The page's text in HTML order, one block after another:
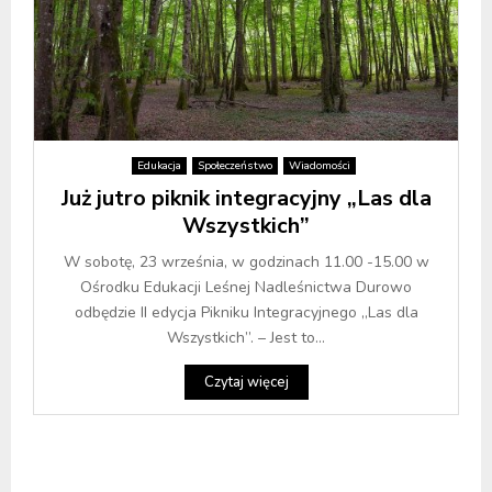
Edukacja Społeczeństwo Wiadomości
Już jutro piknik integracyjny „Las dla
Wszystkich”
W sobotę, 23 września, w godzinach 11.00 -15.00 w
Ośrodku Edukacji Leśnej Nadleśnictwa Durowo
odbędzie II edycja Pikniku Integracyjnego „Las dla
Wszystkich”. – Jest to...
Czytaj więcej